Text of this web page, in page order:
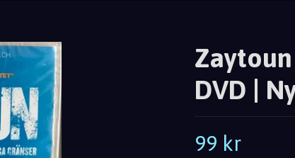
DVD |
99 kr